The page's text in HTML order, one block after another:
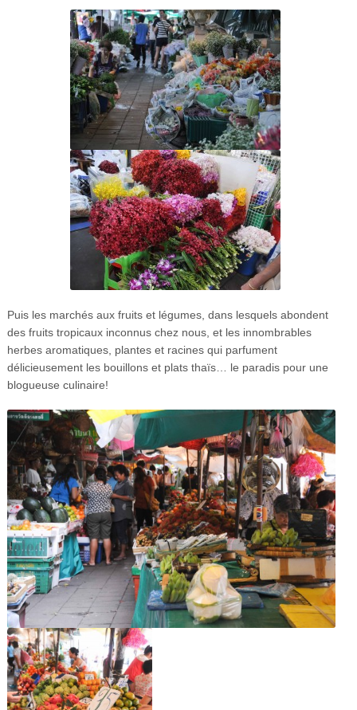
Puis les marchés aux fruits et légumes, dans lesquels abondent
des fruits tropicaux inconnus chez nous, et les innombrables
herbes aromatiques, plantes et racines qui parfument
délicieusement les bouillons et plats thaïs… le paradis pour une
blogueuse culinaire!